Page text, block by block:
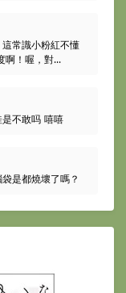
常識小粉紅不懂
啊！喔，對...
是不敢吗 嘻嘻
是都燒壞了嗎？